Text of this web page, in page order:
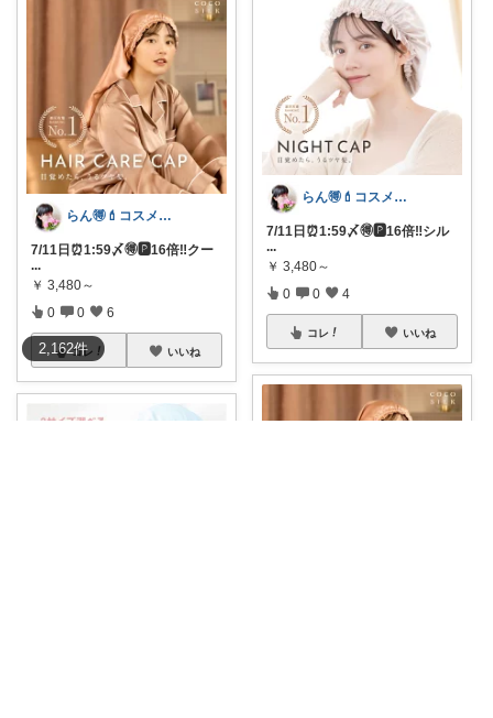
2,162件
らん🉐💄コスメ&ファッション👗✨
7/11日⏰1:59〆🉐🅿️16倍‼︎クー
...
￥ 3,480～
0 0 6
コレ いいね
らん🉐💄コスメ&ファッション👗✨
7/11日⏰1:59〆🉐🅿️16倍‼︎シル
...
￥ 3,480～
0 0 4
コレ いいね